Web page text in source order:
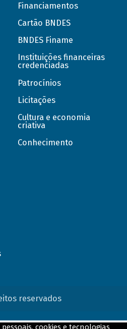
Financiamentos
Cartão BNDES
BNDES Finame
Instituições financeiras
credenciadas
Patrocínios
Licitações
Cultura e economia
criativa
Conhecimento
reservados
cookies e tecnologias